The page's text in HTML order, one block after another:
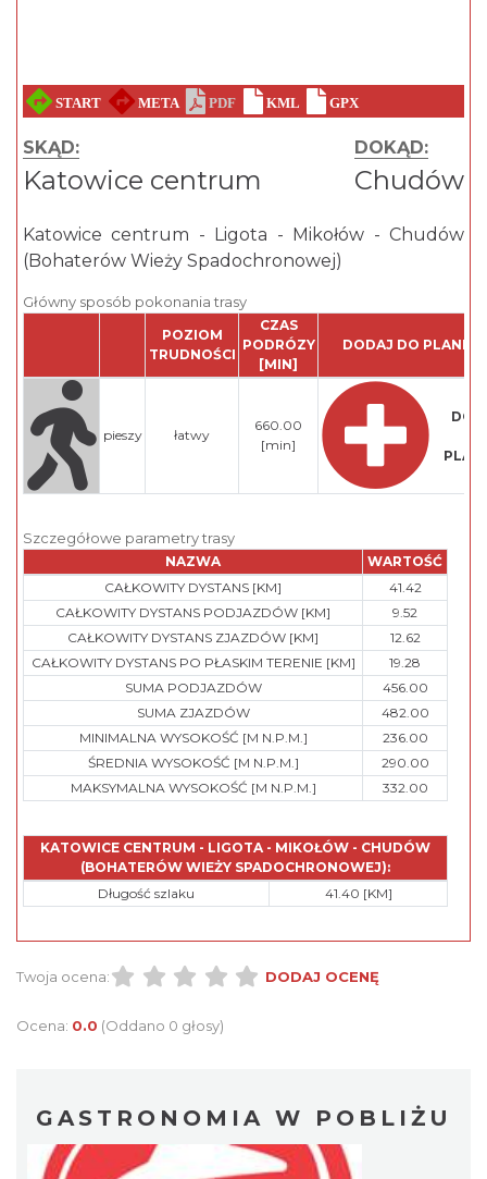
SKĄD:
Katowice centrum
DOKĄD:
Chudów
Katowice centrum - Ligota - Mikołów - Chudów
(Bohaterów Wieży Spadochronowej)
Główny sposób pokonania trasy
POZIOM
TRUDNOŚCI
CZAS
PODRÓZY
[MIN]
DODAJ DO
pieszy łatwy
660.00
[min]
Szczegółowe parametry trasy
NAZWA
WARTOŚĆ
CAŁKOWITY DYSTANS [KM]
41.42
CAŁKOWITY DYSTANS PODJAZDÓW [KM]
9.52
CAŁKOWITY DYSTANS ZJAZDÓW [KM]
12.62
CAŁKOWITY DYSTANS PO PŁASKIM TERENIE [KM]
19.28
SUMA PODJAZDÓW
456.00
SUMA ZJAZDÓW
482.00
MINIMALNA WYSOKOŚĆ [M N.P.M.]
236.00
ŚREDNIA WYSOKOŚĆ [M N.P.M.]
290.00
MAKSYMALNA WYSOKOŚĆ [M N.P.M.]
332.00
KATOWICE CENTRUM - LIGOTA - MIKOŁÓW - CHUDÓW
(BOHATERÓW WIEŻY SPADOCHRONOWEJ):
Długość szlaku
41.40 [KM]
Twoja ocena: DODAJ OCENĘ
Ocena: 0.0 (Oddano 0 głosy)
GASTRONOMIA W POBLIŻU